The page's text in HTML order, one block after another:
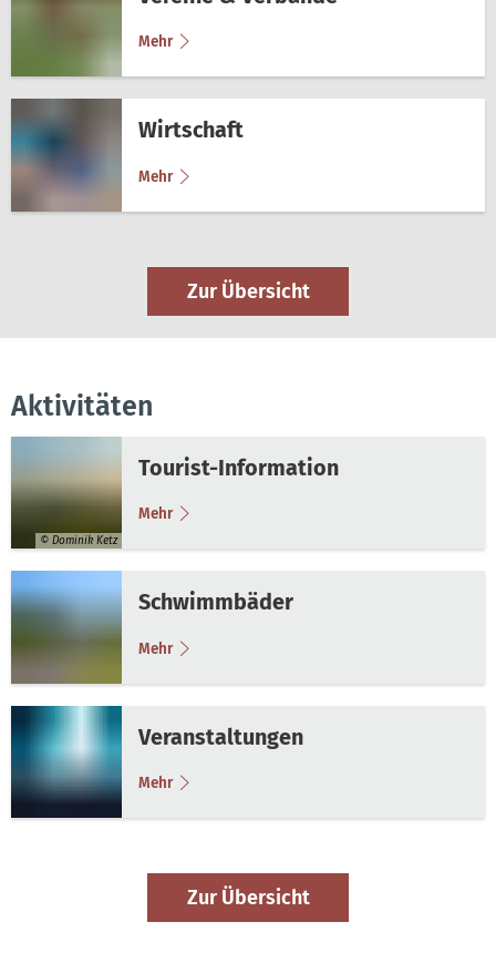
Mehr
Wirtschaft
Mehr
Zur Übersicht
Aktivitäten
© Dominik Ketz
Tourist-Information
Mehr
Schwimmbäder
Mehr
Veranstaltungen
Mehr
Zur Übersicht